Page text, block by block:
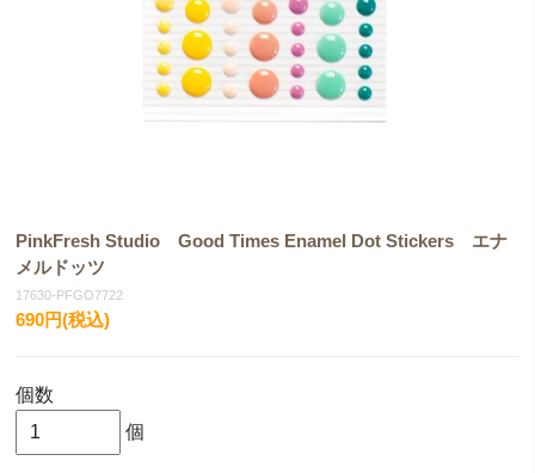
PinkFresh Studio Good Times Enamel Dot Stickers エナ
メルドッツ
17630-PFGO7722
690円(税込)
個数
個